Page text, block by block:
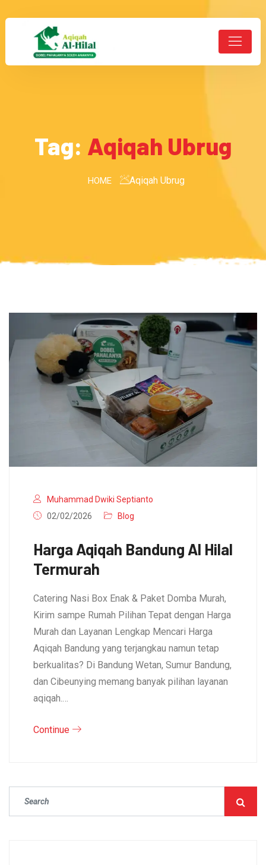
Tag: Aqiqah Ubrug
HOME Aqiqah Ubrug
Muhammad Dwiki Septianto
02/02/2026
Blog
Harga Aqiqah Bandung Al Hilal
Termurah
Catering Nasi Box Enak & Paket Domba Murah,
Kirim sampe Rumah Pilihan Tepat dengan Harga
Murah dan Layanan Lengkap Mencari Harga
Aqiqah Bandung yang terjangkau namun tetap
berkualitas? Di Bandung Wetan, Sumur Bandung,
dan Cibeunying memang banyak pilihan layanan
aqiqah.…
Continue